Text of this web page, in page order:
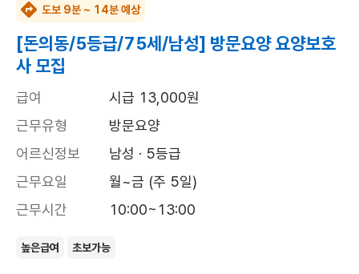
도보 9분 ~ 14분 예상
[돈의동/5등급/75세/남성] 방문요양 요양보호
사 모집
급여
시급 13,000원
근무유형
방문요양
어르신정보
남성 · 5등급
근무요일
월~금 (주 5일)
근무시간
10:00~13:00
높은급여 초보가능